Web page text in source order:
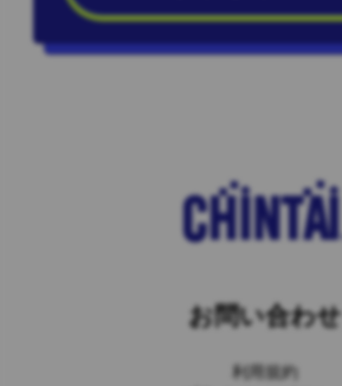
お問い合わせ
利用規約